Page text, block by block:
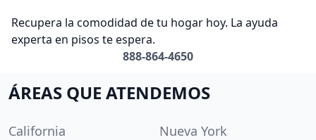
Recupera la comodidad de tu hogar hoy. La ayuda
experta en pisos te espera.
888-864-4650
ÁREAS QUE ATENDEMOS
California
Nueva York